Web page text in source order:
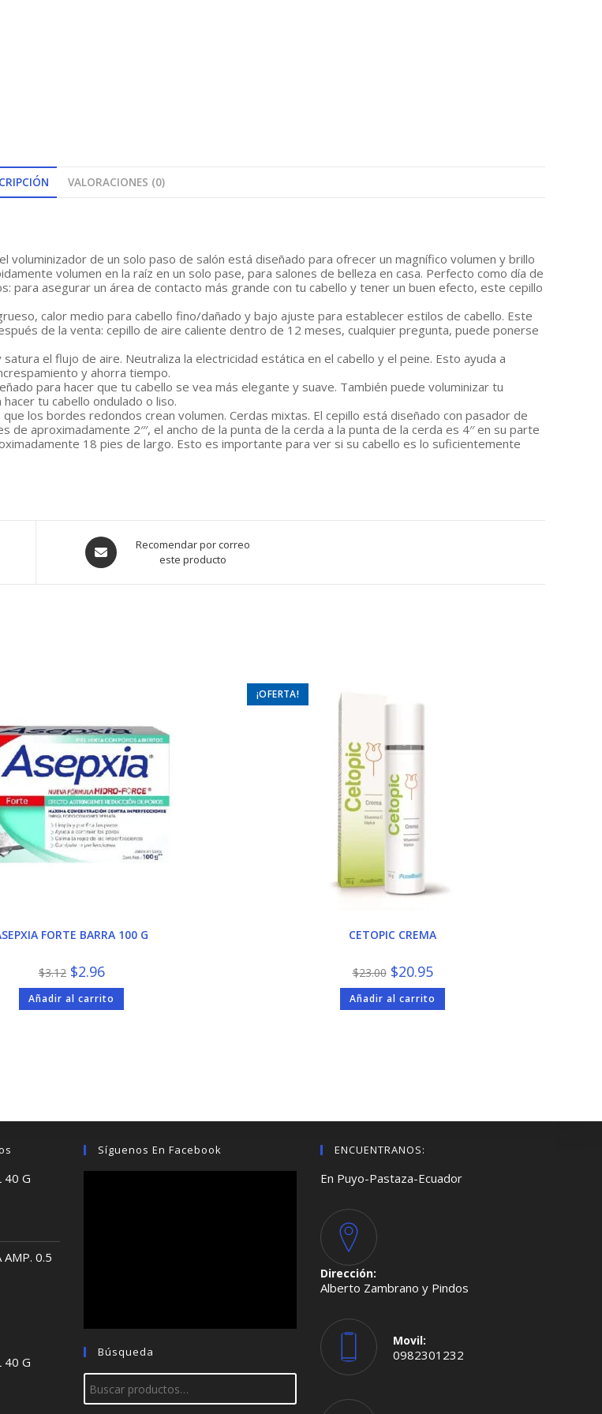
VALORACIONES (0)
de un solo paso de salón está diseñado para ofrecer un magnífico volumen y brillo
volumen en la raíz en un solo pase, para salones de belleza en casa. Perfecto como día de
para asegurar un área de contacto más grande con tu cabello y tener un buen efecto, este cepillo
calor medio para cabello fino/dañado y bajo ajuste para establecer estilos de cabello. Este
de la venta: cepillo de aire caliente dentro de 12 meses, cualquier pregunta, puede ponerse
el flujo de aire. Neutraliza la electricidad estática en el cabello y el peine. Esto ayuda a
y ahorra tiempo.
para hacer que tu cabello se vea más elegante y suave. También puede voluminizar tu
tu cabello ondulado o liso.
los bordes redondos crean volumen. Cerdas mixtas. El cepillo está diseñado con pasador de
aproximadamente 2′′′, el ancho de la punta de la cerda a la punta de la cerda es 4′′ en su parte
18 pies de largo. Esto es importante para ver si su cabello es lo suficientemente
Opens
in
Recomendar por correo
este producto
FORTE BARRA 100 G
$3.12 El
precio
original
era:
$3.12.
$2.96El
precio
actual
es:
$2.96.
Añadir al carrito
¡OFERTA!
CETOPIC CREMA
$23.00 El
precio
original
era:
$23.00.
$20.95El
precio
actual
es:
$20.95.
Añadir al carrito
40 G
AMP. 0.5
40 G
Síguenos En Facebook
Búsqueda
ENCUENTRANOS:
En Puyo-Pastaza-Ecuador
Dirección:
Alberto Zambrano y Pindos
Movil:
0982301232